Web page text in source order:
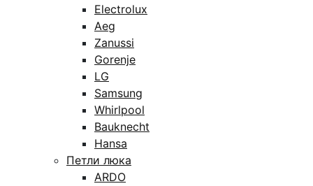
Electrolux
Aeg
Zanussi
Gorenje
LG
Samsung
Whirlpool
Bauknecht
Hansa
Петли люка
ARDO